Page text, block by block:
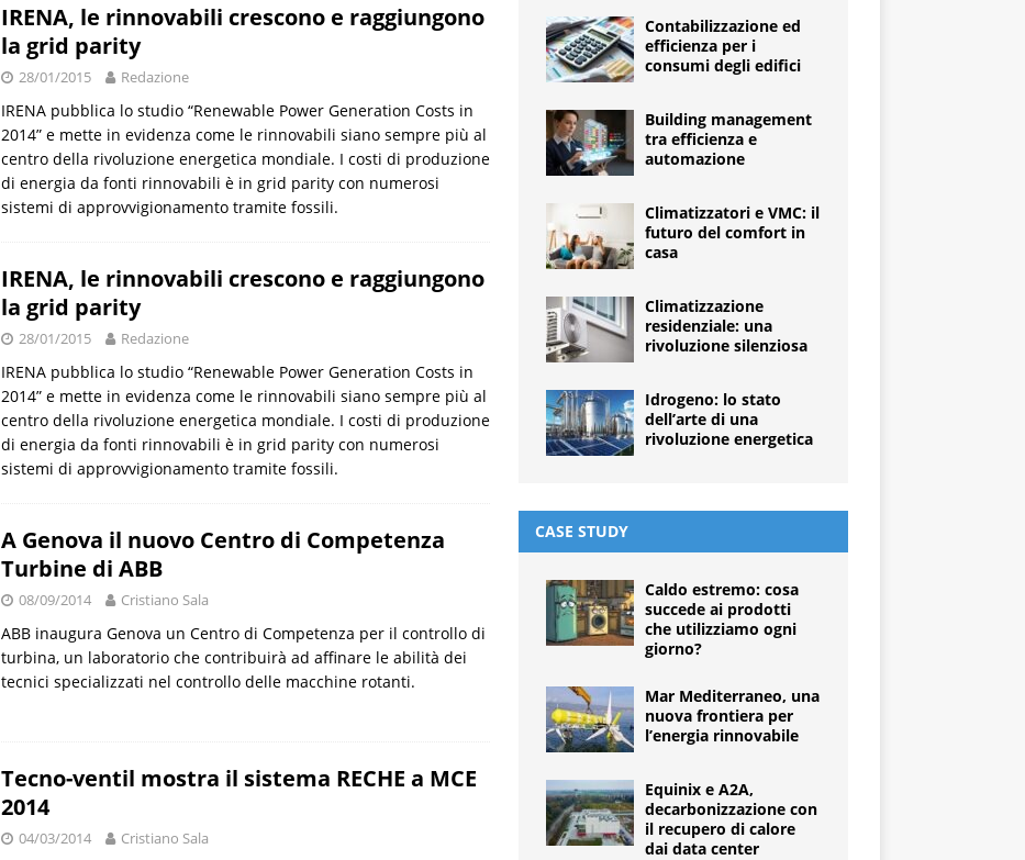
IRENA, le rinnovabili crescono e raggiungono
la grid parity
28/01/2015 Redazione
IRENA pubblica lo studio “Renewable Power Generation Costs in
2014” e mette in evidenza come le rinnovabili siano sempre più al
centro della rivoluzione energetica mondiale. I costi di produzione
di energia da fonti rinnovabili è in grid parity con numerosi
sistemi di approvvigionamento tramite fossili.
IRENA, le rinnovabili crescono e raggiungono
la grid parity
28/01/2015 Redazione
IRENA pubblica lo studio “Renewable Power Generation Costs in
2014” e mette in evidenza come le rinnovabili siano sempre più al
centro della rivoluzione energetica mondiale. I costi di produzione
di energia da fonti rinnovabili è in grid parity con numerosi
sistemi di approvvigionamento tramite fossili.
A Genova il nuovo Centro di Competenza
Turbine di ABB
08/09/2014 Cristiano Sala
ABB inaugura Genova un Centro di Competenza per il controllo di
turbina, un laboratorio che contribuirà ad affinare le abilità dei
tecnici specializzati nel controllo delle macchine rotanti.
Tecno-ventil mostra il sistema RECHE a MCE
2014
04/03/2014 Cristiano Sala
Contabilizzazione ed
efficienza per i
consumi degli edifici
Building management
tra efficienza e
automazione
Climatizzatori e VMC: il
futuro del comfort in
casa
Climatizzazione
residenziale: una
rivoluzione silenziosa
Idrogeno: lo stato
dell’arte di una
rivoluzione energetica
CASE STUDY
Caldo estremo: cosa
succede ai prodotti
che utilizziamo ogni
giorno?
Mar Mediterraneo, una
nuova frontiera per
l’energia rinnovabile
Equinix e A2A,
decarbonizzazione con
il recupero di calore
dai data center